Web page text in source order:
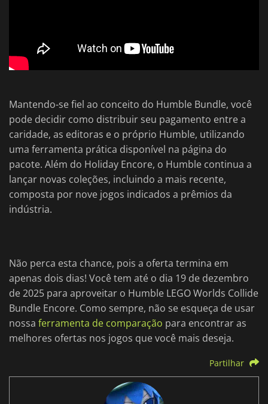
Mantendo-se fiel ao conceito do Humble Bundle, você
pode decidir como distribuir seu pagamento entre a
caridade, as editoras e o próprio Humble, utilizando
uma ferramenta prática disponível na página do
pacote. Além do Holiday Encore, o Humble continua a
lançar novas coleções, incluindo a mais recente,
composta por nove jogos indicados a prêmios da
indústria.
Não perca esta chance, pois a oferta termina em
apenas dois dias! Você tem até o dia 19 de dezembro
de 2025 para aproveitar o Humble LEGO Worlds Collide
Bundle Encore. Como sempre, não se esqueça de usar
nossa ferramenta de comparação para encontrar as
melhores ofertas nos jogos que você mais deseja.
Partilhar